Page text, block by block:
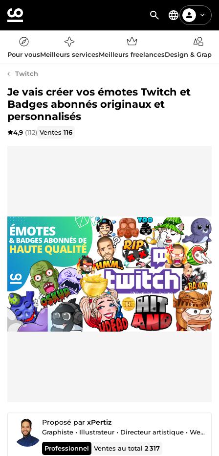
Pour vousMeilleurs servicesMeilleurs freelancesDesign &
Twitch
Je vais créer vos émotes Twitch et
Badges abonnés originaux et
personnalisés
4,9 (112) Ventes116
Proposé par xPertiz
Graphiste • Illustrateur • Directeur artistique • Webdesigner
Professionnel Ventes au total2 317